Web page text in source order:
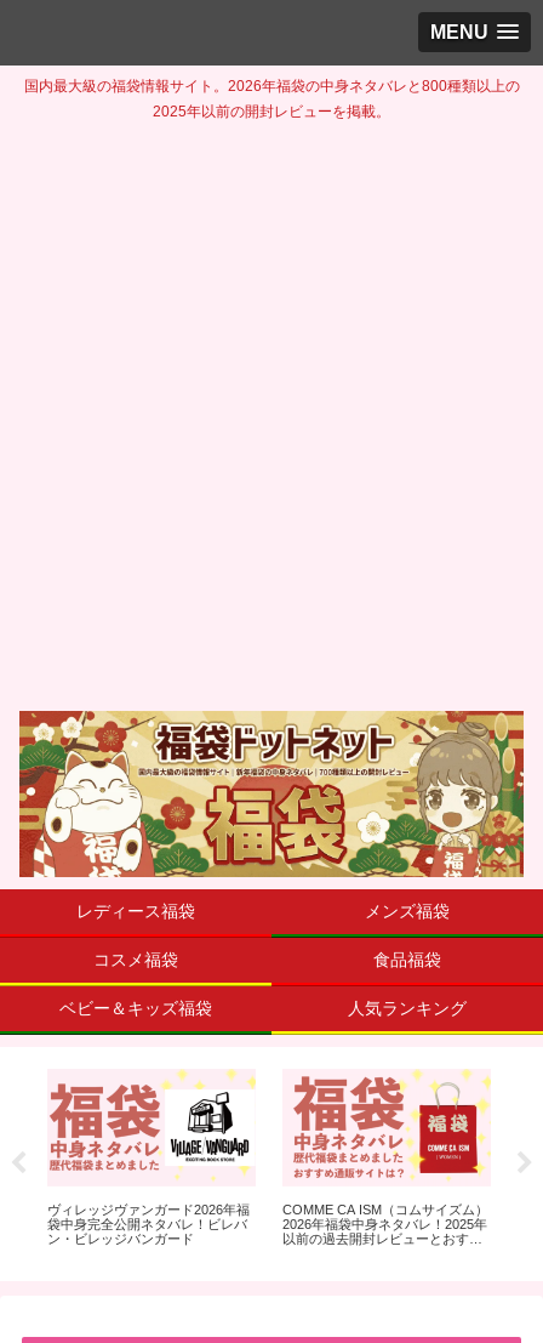
MENU
国内最大級の福袋情報サイト。2026年福袋の中身ネタバレと800種類以上の
2025年以前の開封レビューを掲載。
レディース福袋 メンズ福袋
コスメ福袋 食品福袋
ベビー＆キッズ福袋 人気ランキング
ヴィレッジヴァンガード2026年福
袋中身完全公開ネタバレ！ビレバ
ン・ビレッジバンガード
COMME CA ISM（コムサイズム）
2026年福袋中身ネタバレ！2025年
以前の過去開封レビューとおすす